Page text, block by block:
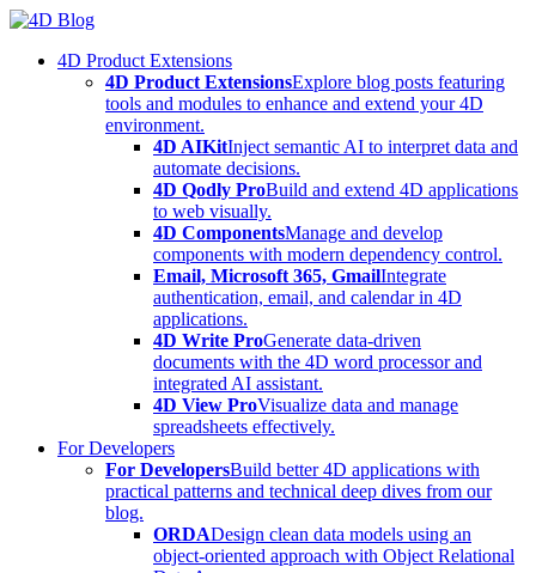
Skip
content4D Product Extensions
4D Product ExtensionsExplore blog posts featuring
tools and modules to enhance and extend your 4D
environment.
4D AIKitInject semantic AI to interpret data and
automate decisions.
4D Qodly ProBuild and extend 4D applications
to web visually.
4D ComponentsManage and develop
components with modern dependency control.
Email, Microsoft 365, GmailIntegrate
authentication, email, and calendar in 4D
applications.
4D Write ProGenerate data-driven
documents with the 4D word processor and
integrated AI assistant.
4D View ProVisualize data and manage
spreadsheets effectively.
For Developers
For DevelopersBuild better 4D applications with
practical patterns and technical deep dives from our
blog.
ORDADesign clean data models using an
object-oriented approach with Object Relational